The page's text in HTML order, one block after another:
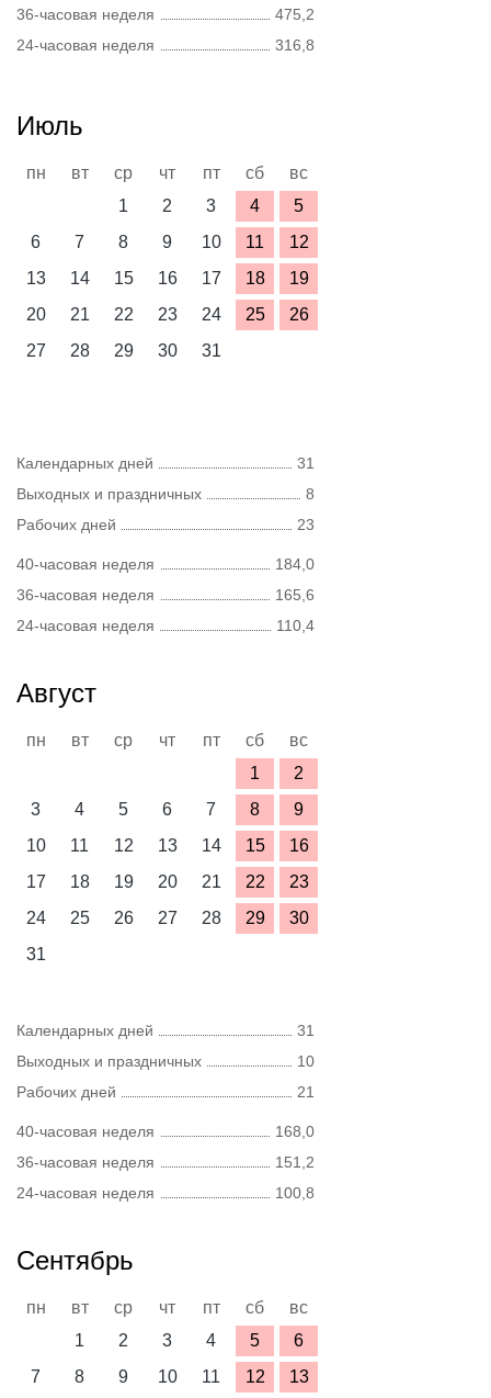
36-часовая неделя
475,2
24-часовая неделя
316,8
Июль
пн вт ср чт пт сб
вс
1
2 3 4
5
6
7 8 9 10 11
12
13
14 15 16 17 18
19
20
21 22 23 24 25
26
27
28 29 30 31
Календарных дней
31
Выходных и праздничных
8
Рабочих дней
23
40-часовая неделя
184,0
36-часовая неделя
165,6
24-часовая неделя
110,4
Август
пн вт ср чт пт сб
вс
1
2
3
4 5 6 7 8
9
10
11 12 13 14 15
16
17
18 19 20 21 22
23
24
25 26 27 28 29
30
31
Календарных дней
31
Выходных и праздничных
10
Рабочих дней
21
40-часовая неделя
168,0
36-часовая неделя
151,2
24-часовая неделя
100,8
Сентябрь
пн вт ср чт пт сб
вс
1
2 3 4 5
6
7
8 9 10 11 12
13